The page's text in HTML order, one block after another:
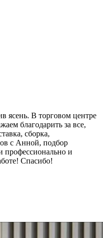
ясень. В торговом центре
благодарить за все,
сборка,
с Анной, подбор
профессионально и
Спасибо!